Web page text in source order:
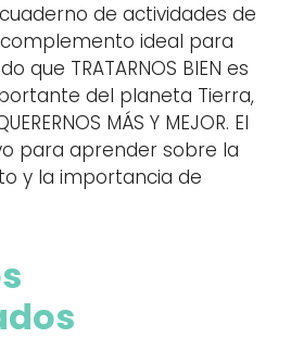
de actividades de
complemento ideal para
que TRATARNOS BIEN es
del planeta Tierra,
MÁS Y MEJOR. El
para aprender sobre la
y la importancia de